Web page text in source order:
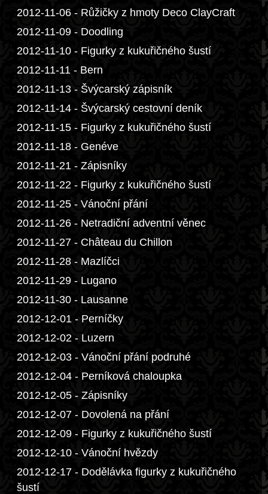
2012-11-06 - Růžičky z hmoty Deco ClayCraft
2012-11-09 - Doodling
2012-11-10 - Figurky z kukuřičného šustí
2012-11-11 - Bern
2012-11-13 - Švýcarský zápisník
2012-11-14 - Švýcarský cestovní deník
2012-11-15 - Figurky z kukuřičného šustí
2012-11-18 - Genéve
2012-11-21 - Zápisníky
2012-11-22 - Figurky z kukuřičného šustí
2012-11-25 - Vánoční přání
2012-11-26 - Netradiční adventní věnec
2012-11-27 - Château du Chillon
2012-11-28 - Mazlíčci
2012-11-29 - Lugano
2012-11-30 - Lausanne
2012-12-01 - Perníčky
2012-12-02 - Luzern
2012-12-03 - Vánoční přání podruhé
2012-12-04 - Perníková chaloupka
2012-12-05 - Zápisníky
2012-12-07 - Dovolená na přání
2012-12-09 - Figurky z kukuřičného šustí
2012-12-10 - Vánoční hvězdy
2012-12-17 - Dodělávka figurky z kukuřičného
šustí